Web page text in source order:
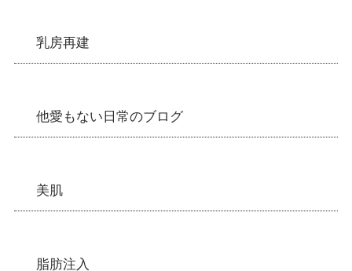
乳房再建
他愛もない日常のブログ
美肌
脂肪注入